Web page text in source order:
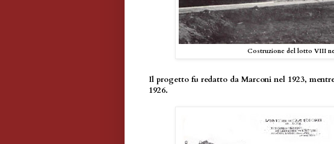
Costruzione del lotto VIII
Il progetto fu redatto da Marconi nel 1923,
1926.